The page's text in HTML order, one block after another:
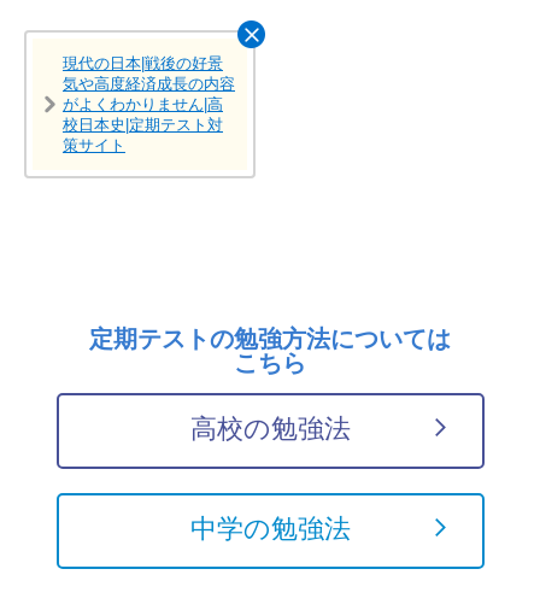
現代の日本|戦後の好景
気や高度経済成長の内容
がよくわかりません|高
校日本史|定期テスト対
策サイト
定期テストの勉強方法については
こちら
高校の勉強法
中学の勉強法